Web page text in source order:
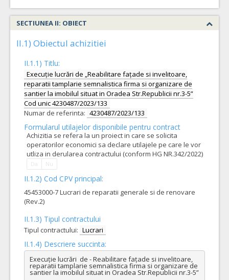
SECTIUNEA II: OBIECT
II.1) Obiectul achizitiei
II.1.1) Titlu:
Execuție lucrări de „Reabilitare fațade si invelitoare,
reparatii tamplarie semnalistica firma si organizare de
santier la imobilul situat in Oradea Str.Republicii nr.3-5”
Cod unic 4230487/2023/133
Numar de referinta: 4230487/2023/133
Formularul utilajelor disponibile pentru contract
Achizitia se refera la un proiect in care se solicita
operatorilor economici sa declare utilajele pe care le vor
utliza in derularea contractului (conform HG NR.342/2022)
II.1.2) Cod CPV principal:
45453000-7 Lucrari de reparatii generale si de renovare
(Rev.2)
II.1.3) Tipul contractului
Tipul contractului: Lucrari
II.1.4) Descriere succinta:
Execuție lucrări  de - Reabilitare fațade si invelitoare,
reparatii tamplarie semnalistica firma si organizare de
santier la imobilul situat in Oradea Str.Republicii nr.3-5”